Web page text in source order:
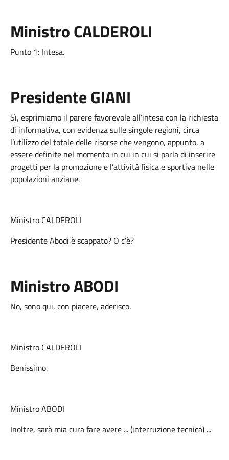
Ministro CALDEROLI
Punto 1: Intesa.
Presidente GIANI
Sì, esprimiamo il parere favorevole all’intesa con la richiesta
di informativa, con evidenza sulle singole regioni, circa
l’utilizzo del totale delle risorse che vengono, appunto, a
essere definite nel momento in cui in cui si parla di inserire
progetti per la promozione e l’attività fisica e sportiva nelle
popolazioni anziane.
Ministro CALDEROLI
Presidente Abodi è scappato? O c'è?
Ministro ABODI
No, sono qui, con piacere, aderisco.
Ministro CALDEROLI
Benissimo.
Ministro ABODI
Inoltre, sarà mia cura fare avere ... (interruzione tecnica) ...